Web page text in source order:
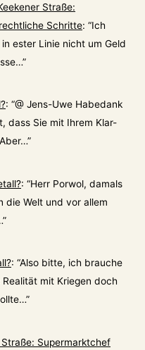
Straße:
Schritte: “Ich
ester Linie nicht um Geld
”
: “@ Jens-Uwe Habedank
dass Sie mit Ihrem Klar-
”
: “Herr Porwol, damals
die Welt und vor allem
”
: “Also bitte, ich brauche
mit Kriegen doch
”
Supermarktchef